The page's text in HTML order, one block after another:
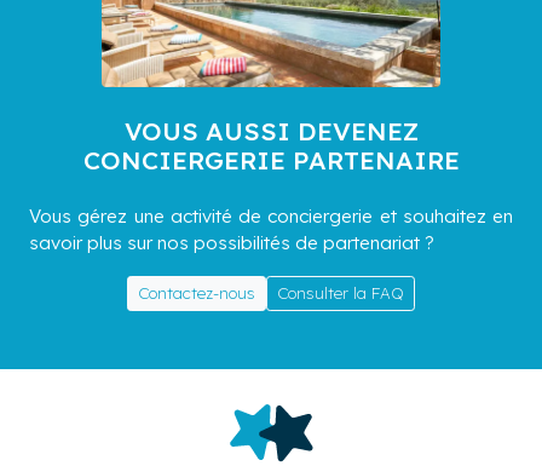
VOUS AUSSI DEVENEZ
CONCIERGERIE PARTENAIRE
Vous gérez une activité de conciergerie et souhaitez en
savoir plus sur nos possibilités de partenariat ?
Contactez-nous Consulter la FAQ